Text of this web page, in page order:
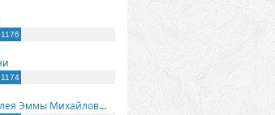
1176
1174
в день юбилея Эммы Михайловны Киселевой